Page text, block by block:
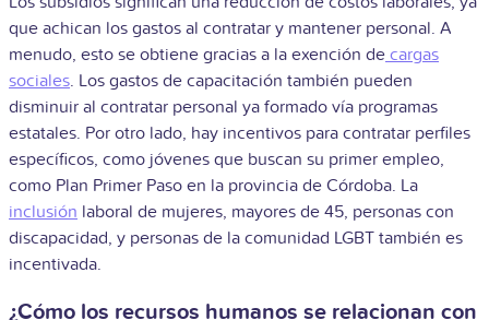
que achican los gastos al contratar y mantener personal. A
menudo, esto se obtiene gracias a la exención de cargas
sociales. Los gastos de capacitación también pueden
disminuir al contratar personal ya formado vía programas
estatales. Por otro lado, hay incentivos para contratar perfiles
específicos, como jóvenes que buscan su primer empleo,
como Plan Primer Paso en la provincia de Córdoba. La
inclusión laboral de mujeres, mayores de 45, personas con
discapacidad, y personas de la comunidad LGBT también es
incentivada.
¿Cómo los recursos humanos se relacionan con